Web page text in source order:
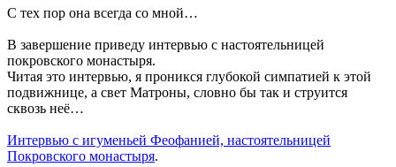
С тех пор она всегда со мной…
В завершение приведу интервью с настоятельницей
покровского монастыря.
Читая это интервью, я проникся глубокой симпатией к этой
подвижнице, а свет Матроны, словно бы так и струится
сквозь неё…
Интервью с игуменьей Феофанией, настоятельницей
Покровского монастыря.